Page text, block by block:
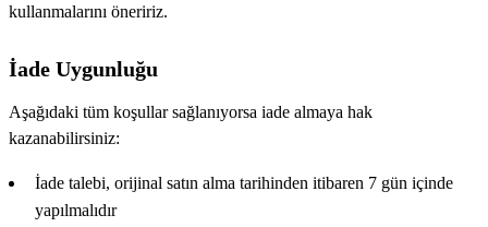
kullanmalarını öneririz.
İade Uygunluğu
Aşağıdaki tüm koşullar sağlanıyorsa iade almaya hak
kazanabilirsiniz:
İade talebi, orijinal satın alma tarihinden itibaren 7 gün içinde
yapılmalıdır